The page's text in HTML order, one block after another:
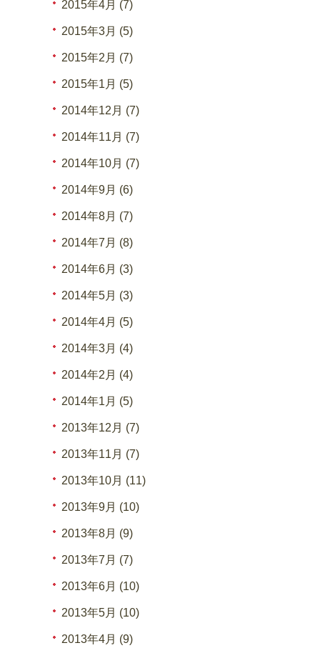
2015年4月 (7)
2015年3月 (5)
2015年2月 (7)
2015年1月 (5)
2014年12月 (7)
2014年11月 (7)
2014年10月 (7)
2014年9月 (6)
2014年8月 (7)
2014年7月 (8)
2014年6月 (3)
2014年5月 (3)
2014年4月 (5)
2014年3月 (4)
2014年2月 (4)
2014年1月 (5)
2013年12月 (7)
2013年11月 (7)
2013年10月 (11)
2013年9月 (10)
2013年8月 (9)
2013年7月 (7)
2013年6月 (10)
2013年5月 (10)
2013年4月 (9)